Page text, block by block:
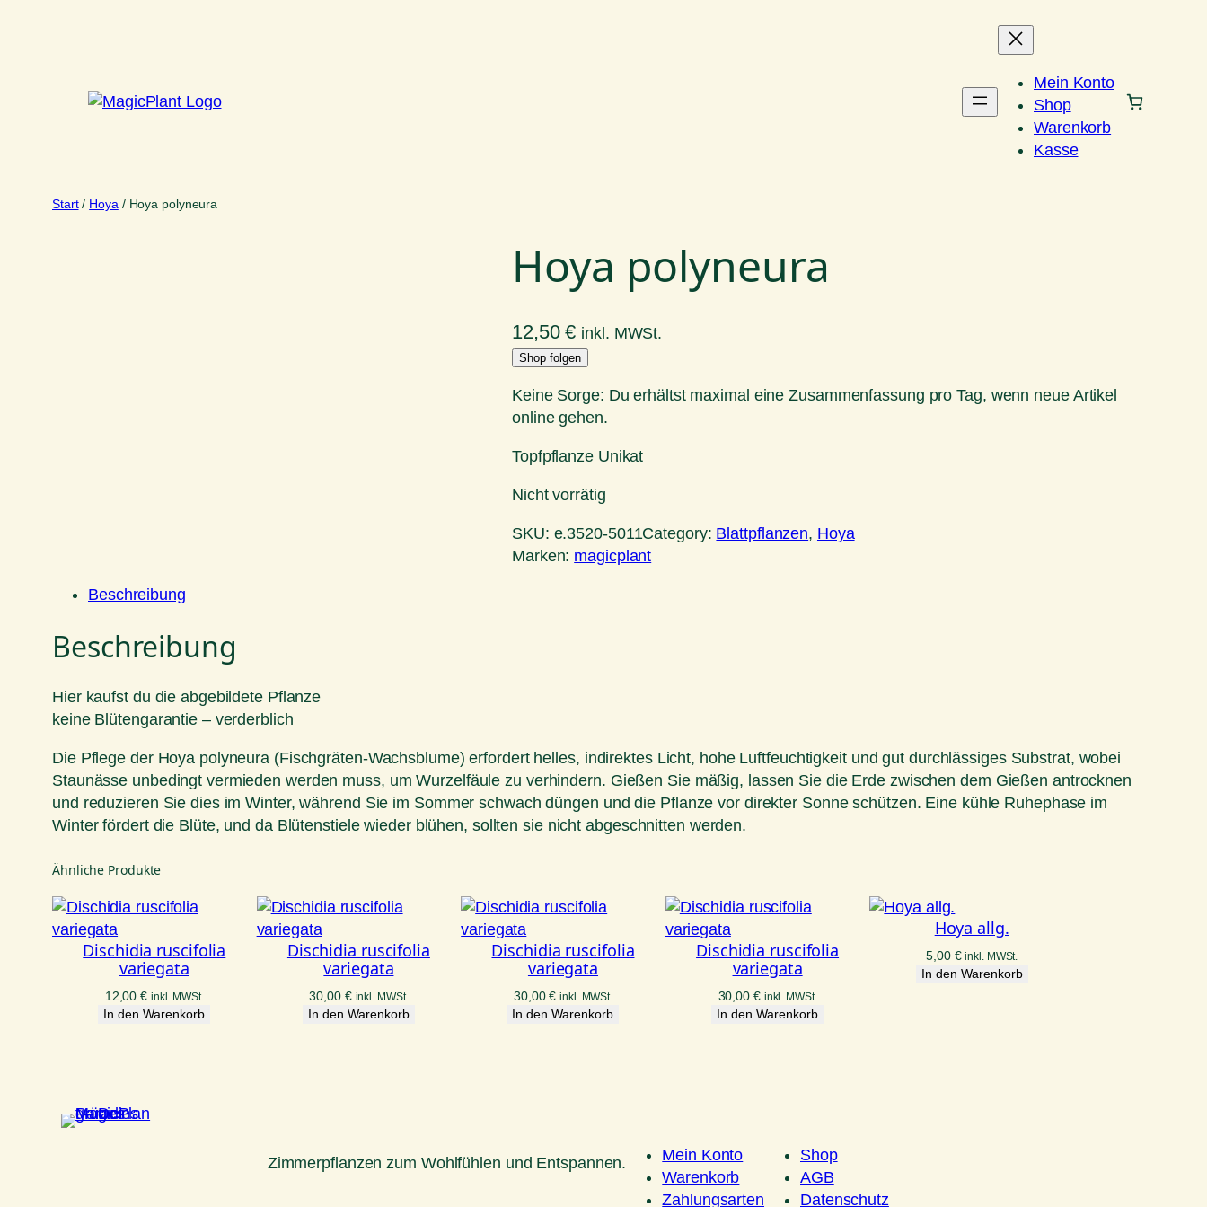
Mein Konto
Shop
Warenkorb
Kasse
Start/ Hoya / Hoya polyneura
Hoya polyneura
12,50€ inkl. MWSt.
Shop folgen
Keine Sorge: Du erhältst maximal eine Zusammenfassung pro Tag, wenn neue Artikel
online gehen.
Topfpflanze Unikat
Nicht vorrätig
SKU: e.3520-5011Category: Blattpflanzen, Hoya
Marken: magicplant
Beschreibung
Beschreibung
Hier kaufst du die abgebildete Pflanze
keine Blütengarantie – verderblich
Die Pflege der Hoya polyneura (Fischgräten-Wachsblume) erfordert helles, indirektes Licht, hohe Luftfeuchtigkeit und gut durchlässiges Substrat, wobei
Staunässe unbedingt vermieden werden muss, um Wurzelfäule zu verhindern. Gießen Sie mäßig, lassen Sie die Erde zwischen dem Gießen antrocknen
und reduzieren Sie dies im Winter, während Sie im Sommer schwach düngen und die Pflanze vor direkter Sonne schützen. Eine kühle Ruhephase im
Winter fördert die Blüte, und da Blütenstiele wieder blühen, sollten sie nicht abgeschnitten werden.
Ähnliche Produkte
Dischidia ruscifolia
variegata
12,00€ inkl. MWSt.
In den Warenkorb
Dischidia ruscifolia
variegata
30,00 € inkl. MWSt.
In den Warenkorb
Dischidia ruscifolia
variegata
30,00€ inkl. MWSt.
In den Warenkorb
Dischidia ruscifolia
variegata
30,00 € inkl. MWSt.
In den Warenkorb
Hoya allg.
5,00 € inkl. MWSt.
In den Warenkorb
Zimmerpflanzen zum Wohlfühlen und Entspannen.
Mein Konto
Warenkorb
Zahlungsarten
Shop
AGB
Datenschutz